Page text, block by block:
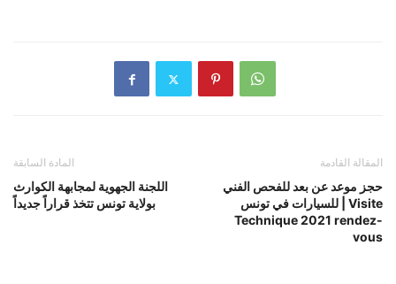
المادة السابقة
اللجنة الجهوية لمجابهة الكوارث
بولاية تونس تتخذ قراراً جديداً
المقالة القادمة
حجز موعد عن بعد للفحص الفني
للسيارات في تونس | Visite
Technique 2021 rendez-
vous